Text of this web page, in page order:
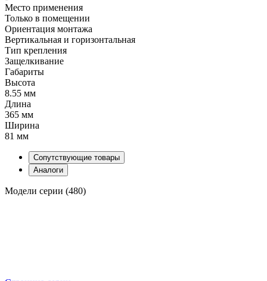
Место применения
Только в помещении
Ориентация монтажа
Вертикальная и горизонтальная
Тип крепления
Защелкивание
Габариты
Высота
8.55 мм
Длина
365 мм
Ширина
81 мм
Сопутствующие товары
Аналоги
Модели серии (480)